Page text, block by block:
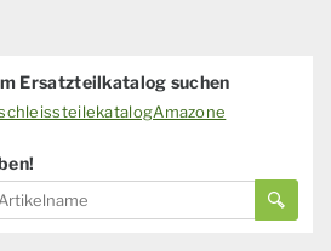
Ersatzteilkatalog suchen